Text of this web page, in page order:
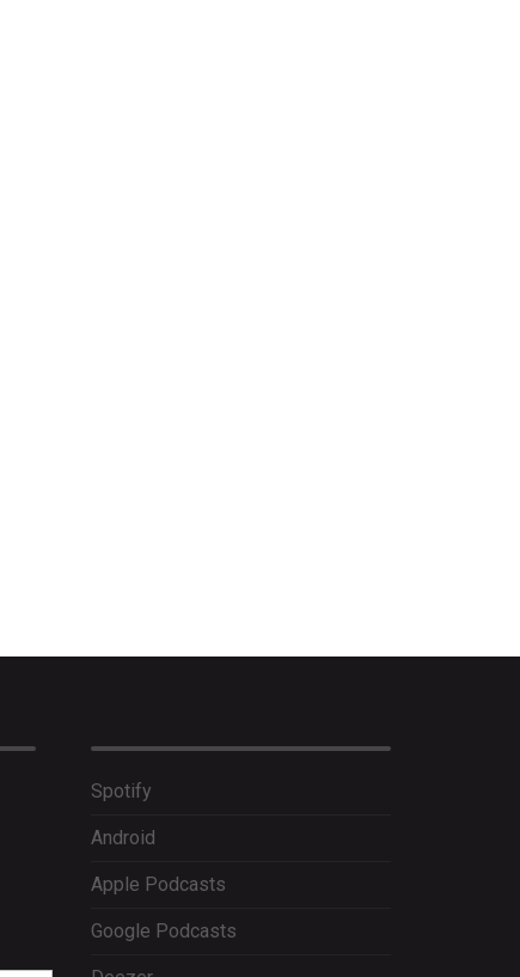
Spotify
Android
Apple Podcasts
Google Podcasts